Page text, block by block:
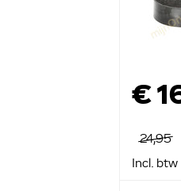
€
24,95
Incl. btw